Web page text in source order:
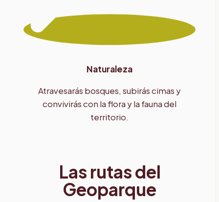
Naturaleza
Atravesarás bosques, subirás cimas y
convivirás con la flora y la fauna del
territorio.
Las rutas del
Geoparque